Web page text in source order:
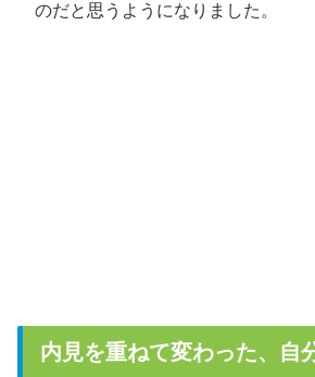
のだと思うようになりました。
内見を重ねて変わった、自